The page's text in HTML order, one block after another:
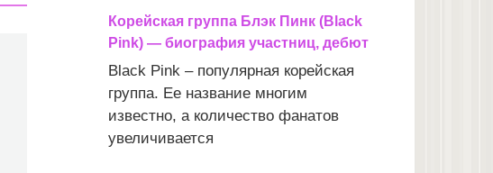
Корейская группа Блэк Пинк (Black
Pink) — биография участниц, дебют
Black Pink – популярная корейская
группа. Ее название многим
известно, а количество фанатов
увеличивается